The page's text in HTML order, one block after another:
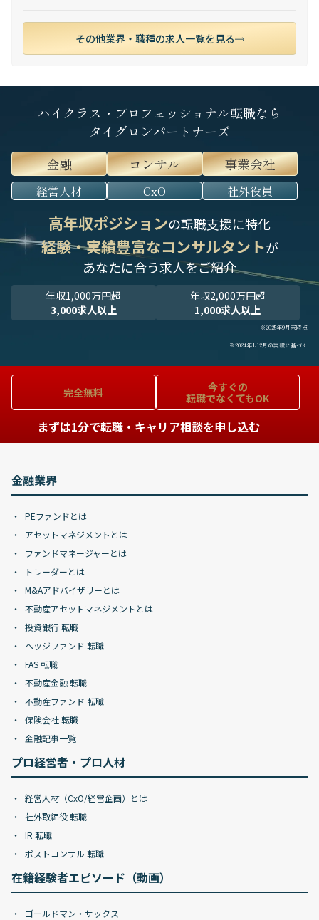
その他業界・職種の求人一覧を見る
ハイクラス・プロフェッショナル転職なら
タイグロンパートナーズ
金融
コンサル 事業会社
経営人材 CxO 社外役員
高年収ポジションの転職支援に特化
経験・実績豊富なコンサルタントが
あなたに合う求人をご紹介
年収1,000万円超
3,000求人以上
年収2,000万円超
1,000求人以上
※2025年9月末時点
※2024年1-12月の実績に基づく
完全無料
今すぐの
転職でなくてもOK
まずは1分で転職・キャリア相談を申し込む
金融業界
PEファンドとは
アセットマネジメントとは
ファンドマネージャーとは
トレーダーとは
M&Aアドバイザリーとは
不動産アセットマネジメントとは
投資銀行 転職
ヘッジファンド 転職
FAS 転職
不動産金融 転職
不動産ファンド 転職
保険会社 転職
金融記事一覧
プロ経営者・プロ人材
経営人材（CxO/経営企画）とは
社外取締役 転職
IR 転職
ポストコンサル 転職
在籍経験者エピソード（動画）
ゴールドマン・サックス